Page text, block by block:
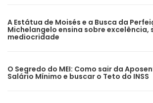
A Estátua de Moisés e a Busca da
Michelangelo ensina sobre excelência,
mediocridade
O Segredo do MEI: Como sair da
Salário Mínimo e buscar o Teto do INSS